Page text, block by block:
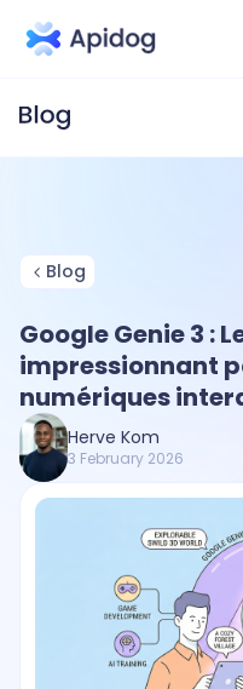
Blog
Google Genie 3 :
impressionnant
numériques
Herve Kom
3 February 2026